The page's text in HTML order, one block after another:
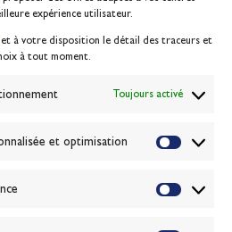
expérience utilisateur.
à votre disposition le détail des traceurs et
à tout moment.
Toujours activé
et optimisation